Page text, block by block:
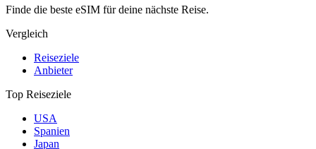
Finde die beste eSIM für deine nächste Reise.
Vergleich
Reiseziele
Anbieter
Top Reiseziele
USA
Spanien
Japan